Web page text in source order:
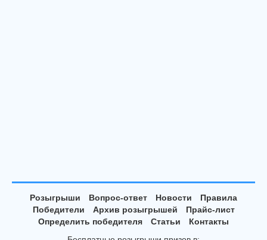
Розыгрыши Вопрос-ответ Новости
Правила
Победители
Архив розыгрышей
Прайс-лист
Определить победителя
Статьи
Контакты